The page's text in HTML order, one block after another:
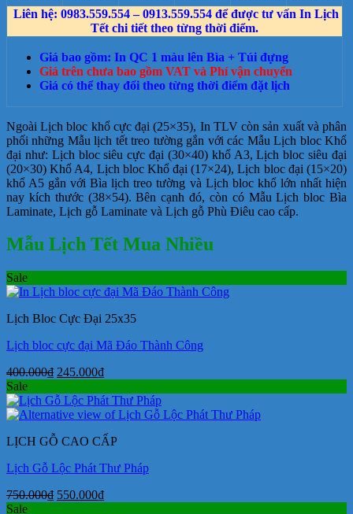
Liên hệ: 0983.559.554 – 0913.559.554 để được tư vấn In Lịch
Tết chi tiết theo từng thời điểm.
Giá bao gồm: In QC 1 màu lên Bìa + Túi đựng
Giá trên chưa bao gồm VAT và Phí vận chuyển
Giá có thể thay đổi theo từng thời điểm đặt lịch
Ngoài Lịch bloc khổ cực đại (25×35), In TLV còn sản xuất và phân
phối những Mẫu lịch tết treo tường gắn với các Mẫu Lịch bloc Khổ
đại như: Lịch bloc siêu cực đại (30×40) khổ A3, Lịch bloc siêu đại
(20×30) Khổ A4, Lịch bloc Khổ đại (17×24), Lịch bloc đại (15×20)
khổ A5 gắn với Bìa lịch treo tường và Lịch bloc khổ lớn nhất hiện
nay kích thước (38×54). Bên cạnh đó, còn có Mẫu Lịch bloc Bìa
Laminate, Lịch gỗ Laminate và Lịch gỗ Phù Điêu cao cấp.
Mẫu Lịch Tết Mua Nhiều
Sale
Lịch Bloc Cực Đại 25x35
Lịch bloc cực đại Mã Đáo Thành Công
400.000₫ Giá
là:
400.000₫.
245.000₫Giá
tại
là:
Sale
LỊCH GỖ CAO CẤP
Lịch Gỗ Lộc Phát Thư Pháp
750.000₫ Giá
550.000₫Giá
Sale